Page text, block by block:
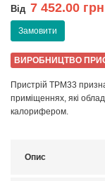
Від 7 452.00 грн
Замовити
ВИРОБНИЦТВО
Пристрій ТРМ33
приміщеннях, які
калорифером.
Опис